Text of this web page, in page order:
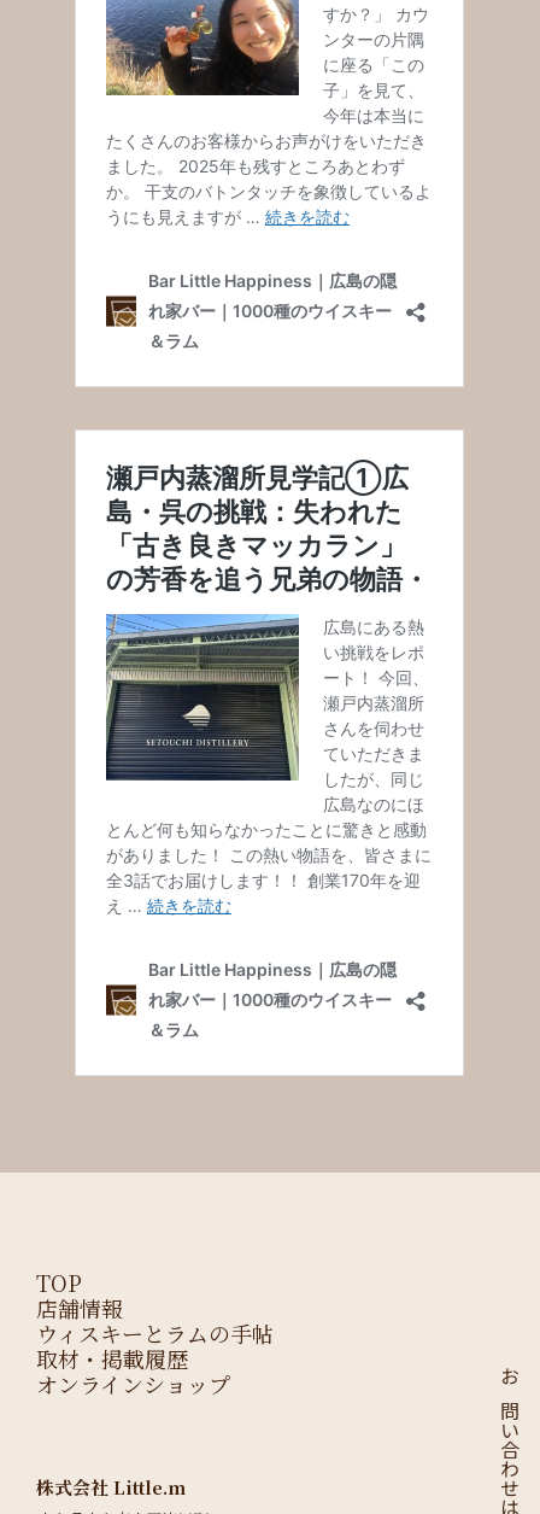
TOP
店舗情報
ウィスキーとラムの手帖
取材・掲載履歴
オンラインショップ
株式会社 Little.m